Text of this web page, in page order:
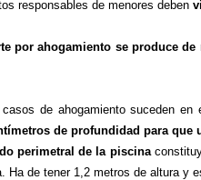
responsables de menores deben
por ahogamiento se produce
casos de ahogamiento suceden
de profundidad para que
perimetral de la piscina
Ha de tener 1,2 metros de altura y